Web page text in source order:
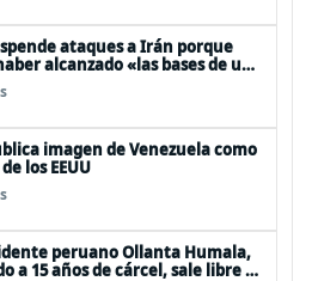
ataques a Irán porque
alcanzado «las bases de un
imagen de Venezuela como
los EEUU
peruano Ollanta Humala,
a 15 años de cárcel, sale libre al